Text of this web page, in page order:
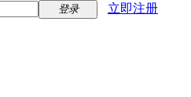
登录 立即注册